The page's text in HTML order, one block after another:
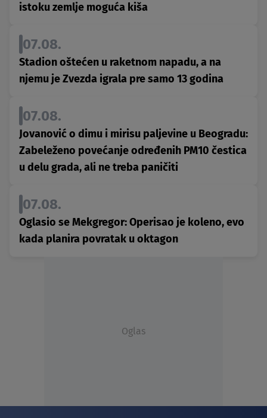
istoku zemlje moguća kiša
07.08.
Stadion oštećen u raketnom napadu, a na
njemu je Zvezda igrala pre samo 13 godina
07.08.
Jovanović o dimu i mirisu paljevine u Beogradu:
Zabeleženo povećanje određenih PM10 čestica
u delu grada, ali ne treba paničiti
07.08.
Oglasio se Mekgregor: Operisao je koleno, evo
kada planira povratak u oktagon
Oglas